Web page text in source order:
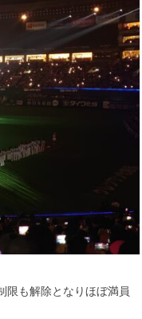
限も解除となりほぼ満員